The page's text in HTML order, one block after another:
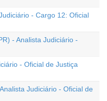
- Cargo 12: Oficial
- Analista Judiciário -
- Oficial de Justiça
Judiciário - Oficial de